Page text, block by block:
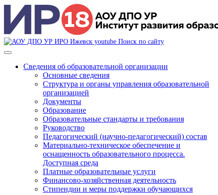
Поиск по сайту
Сведения об образовательной организации
Основные сведения
Структура и органы управления образовательной
организацией
Документы
Образование
Образовательные стандарты и требования
Руководство
Педагогический (научно-педагогический) состав
Материально-техническое обеспечение и
оснащенность образовательного процесса.
Доступная среда
Платные образовательные услуги
Финансово-хозяйственная деятельность
Стипендии и меры поддержки обучающихся